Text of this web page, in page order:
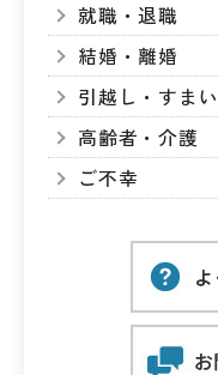
就職・退職
結婚・離婚
引越し・すまい
高齢者・介護
ご不幸